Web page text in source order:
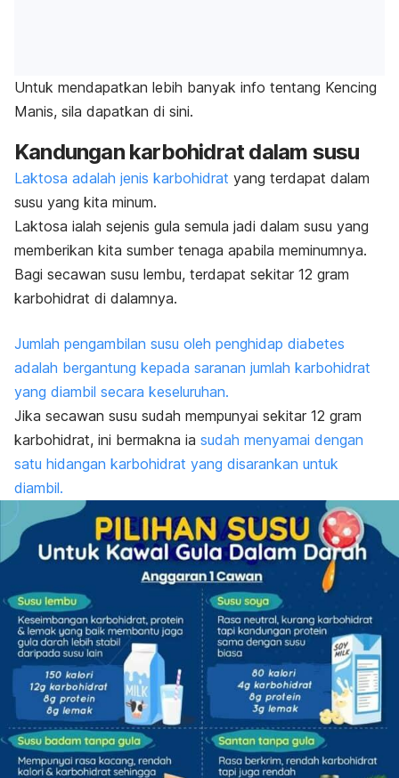
Untuk mendapatkan lebih banyak info tentang Kencing
Manis, sila dapatkan di sini.
Kandungan karbohidrat dalam susu
Laktosa adalah jenis karbohidrat yang terdapat dalam
susu yang kita minum.
Laktosa ialah sejenis gula semula jadi dalam susu yang
memberikan kita sumber tenaga apabila meminumnya.
Bagi secawan susu lembu, terdapat sekitar 12 gram
karbohidrat di dalamnya.
Jumlah pengambilan susu oleh penghidap diabetes
adalah bergantung kepada saranan jumlah karbohidrat
yang diambil secara keseluruhan.
Jika secawan susu sudah mempunyai sekitar 12 gram
karbohidrat, ini bermakna ia sudah menyamai dengan
satu hidangan karbohidrat yang disarankan untuk
diambil.